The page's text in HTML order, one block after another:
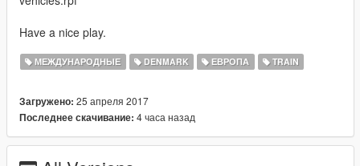
Have a nice play.
МЕЖДУНАРОДНЫЕ DENMARK ЕВРОПА TRAIN
Загружено: 25 апреля 2017
Последнее скачивание: 4 часа назад